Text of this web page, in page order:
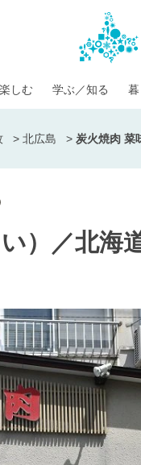
しむ 学ぶ／知る
> 北広島 > 炭火焼肉 菜
）／北海